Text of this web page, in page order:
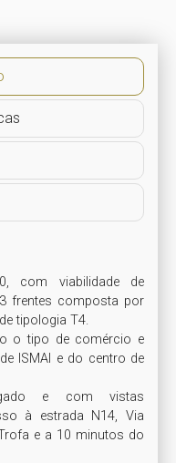
com viabilidade de
frentes composta por
tipologia T4.
o tipo de comércio e
ISMAI e do centro de
e com vistas
à estrada N14, Via
e a 10 minutos do